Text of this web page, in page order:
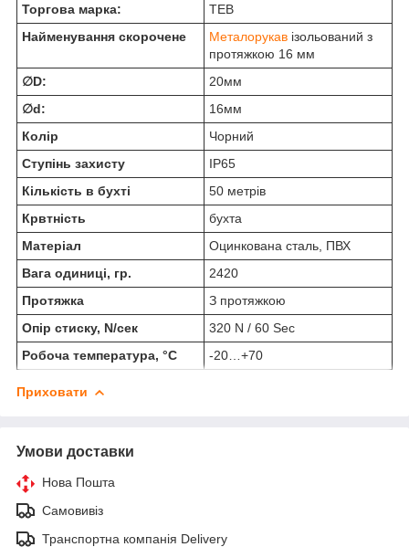
Торгова марка:
ТЕВ
Найменування скорочене
Металорукав ізольований з
протяжкою 16 мм
∅D:
20мм
∅d:
16мм
Колір
Чорний
Ступінь захисту
IP65
Кількість в бухті
50 метрів
Крвтність
бухта
Матеріал
Оцинкована сталь, ПВХ
Вага одиниці, гр.
2420
Протяжка
З протяжкою
Опір стиску, N/сек
320 N / 60 Sec
Робоча температура, °C
-20…+70
Приховати
Умови доставки
Нова Пошта
Самовивіз
Транспортна компанія Delivery